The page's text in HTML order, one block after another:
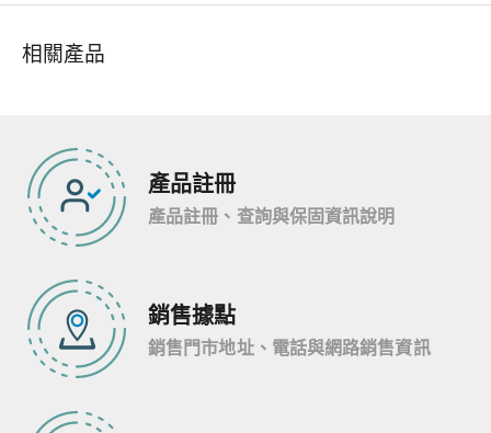
相關產品
產品註冊
產品註冊、查詢與保固資訊說明
銷售據點
銷售門市地址、電話與網路銷售資訊